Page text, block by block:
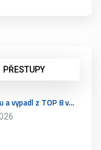
PŘESTUPY
a vypadl z TOP 8 v…